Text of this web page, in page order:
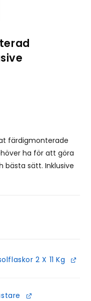
färdigmonterade
ha för att göra
bästa sätt. Inklusive
2 X 11 Kg